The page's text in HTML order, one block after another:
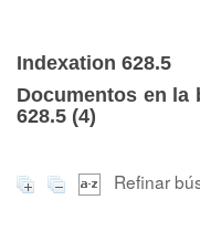
Indexation 628.5
Documentos en
628.5 (4)
Refinar